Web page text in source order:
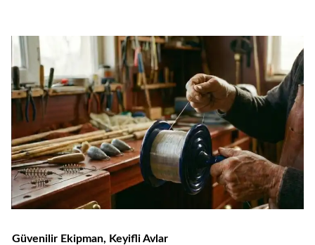
Güvenilir Ekipman, Keyifli Avlar